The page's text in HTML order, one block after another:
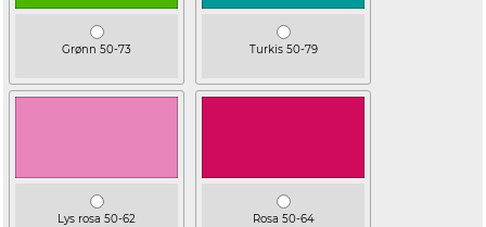
Grønn 50-73 Turkis 50-79
Lys rosa 50-62 Rosa 50-64